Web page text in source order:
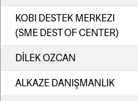
KOBI DESTEK MERKEZI
(SME DEST OF CENTER)
DİLEK OZCAN
ALKAZE DANIŞMANLIK